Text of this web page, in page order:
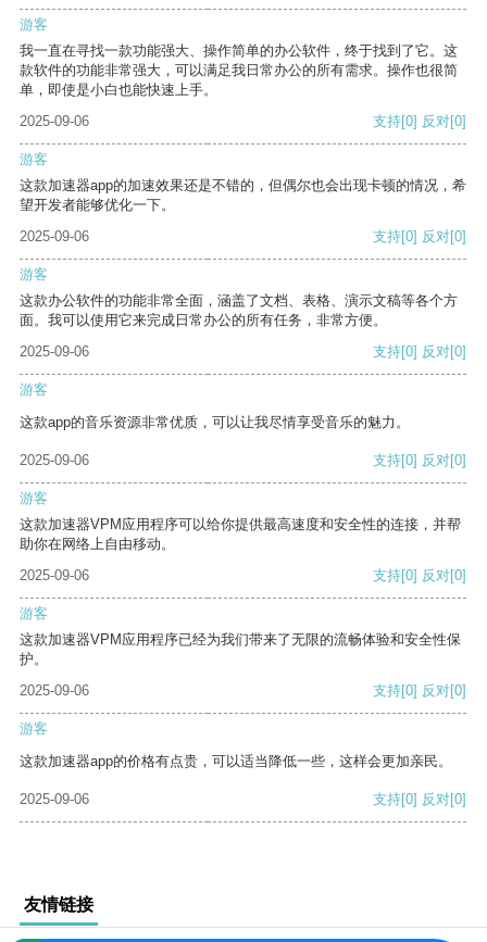
游客
我一直在寻找一款功能强大、操作简单的办公软件，终于找到了它。这
款软件的功能非常强大，可以满足我日常办公的所有需求。操作也很简
单，即使是小白也能快速上手。
2025-09-06
支持[0] 反对[0]
游客
这款加速器app的加速效果还是不错的，但偶尔也会出现卡顿的情况，希
望开发者能够优化一下。
2025-09-06
支持[0] 反对[0]
游客
这款办公软件的功能非常全面，涵盖了文档、表格、演示文稿等各个方
面。我可以使用它来完成日常办公的所有任务，非常方便。
2025-09-06
支持[0] 反对[0]
游客
这款app的音乐资源非常优质，可以让我尽情享受音乐的魅力。
2025-09-06 支持[0] 反对[0]
游客
这款加速器VPM应用程序可以给你提供最高速度和安全性的连接，并帮
助你在网络上自由移动。
2025-09-06
支持[0] 反对[0]
游客
这款加速器VPM应用程序已经为我们带来了无限的流畅体验和安全性保
护。
2025-09-06
支持[0] 反对[0]
游客
这款加速器app的价格有点贵，可以适当降低一些，这样会更加亲民。
2025-09-06 支持[0] 反对[0]
友情链接